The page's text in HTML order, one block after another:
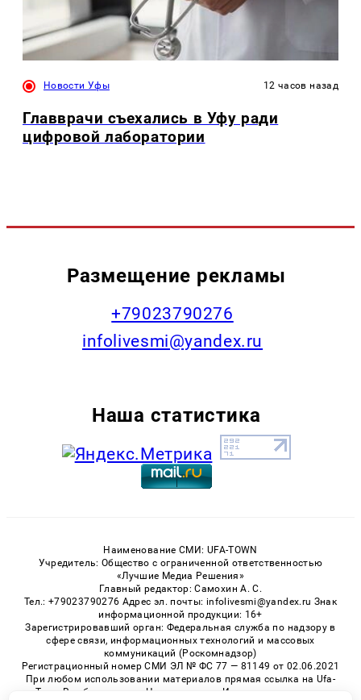
Новости Уфы 12 часов назад
Главврачи съехались в Уфу ради
цифровой лаборатории
Размещение рекламы
+79023790276
infolivesmi@yandex.ru
Наша статистика
Наименование СМИ: UFA-TOWN
Учредитель: Общество с ограниченной ответственностью
«Лучшие Медиа Решения»
Главный редактор: Самохин А. С.
Тел.: +79023790276 Адрес эл. почты: infolivesmi@yandex.ru Знак
информационной продукции: 16+
Зарегистрировавший орган: Федеральная служба по надзору в
сфере связи, информационных технологий и массовых
коммуникаций (Роскомнадзор)
Регистрационный номер СМИ ЭЛ № ФС 77 — 81149 от 02.06.2021
При любом использовании материалов прямая ссылка на Ufa-
Town.Ru обязательна. Цитирование в Интернете возможно